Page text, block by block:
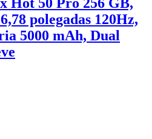
polegadas 120Hz,
5000 mAh, Dual